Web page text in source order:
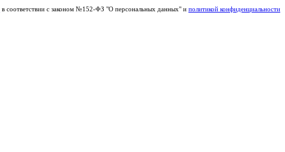
в соответствии с законом №152-ФЗ "О персональных данных" и политикой конфиденциальности